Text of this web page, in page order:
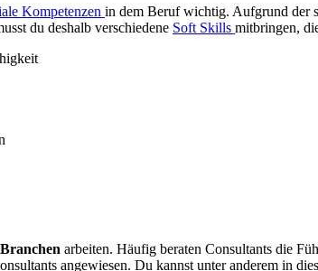
Kompetenzen in dem Beruf wichtig. Aufgrund der
du deshalb verschiedene Soft Skills mitbringen,
arbeiten. Häufig beraten Consultants die
angewiesen. Du kannst unter anderem in